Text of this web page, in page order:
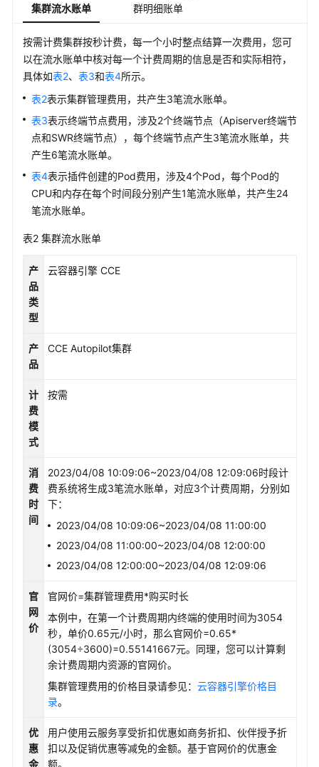
常
见
问
题
视
频
帮
助
下
载
通
用
参
考
产
术
语
责
共
担
云
协
议
（SLA）
支
集群流水账单
群明细账单
按需计费集群按秒计费，每一个小时整点结算一次费用，您可
以在流水账单中核对每一个计费周期的信息是否和实际相符，
具体如表2、 表3和表4所示。
表2表示集群管理费用，共产生3笔流水账单。
表3表示终端节点费用，涉及2个终端节点（Apiserver终端节
点和SWR终端节点），每个终端节点产生3笔流水账单，共
产生6笔流水账单。
表4表示插件创建的Pod费用，涉及4个Pod，每个Pod的
CPU和内存在每个时间段分别产生1笔流水账单，共产生24
笔流水账单。
表2 集群流水账单
产
品
类
型
云容器引擎 CCE
产
品
CCE Autopilot集群
计
费
模
式
按需
消
费
时
间
2023/04/08 10:09:06~2023/04/08 12:09:06时段计
费系统将生成3笔流水账单，对应3个计费周期，分别如
下：
2023/04/08 10:09:06~2023/04/08 11:00:00
2023/04/08 11:00:00~2023/04/08 12:00:00
2023/04/08 12:00:00~2023/04/08 12:09:06
官
网
价
官网价=集群管理费用*购买时长
本例中，在第一个计费周期内终端的使用时间为3054
秒，单价0.65元/小时，那么官网价=0.65*
(3054÷3600)=0.55141667元。同理，您可以计算剩
余计费周期内资源的官网价。
集群管理费用的价格目录请参见： 云容器引擎价格目
录。
优
惠
金
用户使用云服务享受折扣优惠如商务折扣、伙伴授予折
扣以及促销优惠等减免的金额。基于官网价的优惠金
额。